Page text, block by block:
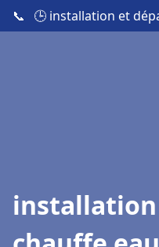
📞 🕒 installation et